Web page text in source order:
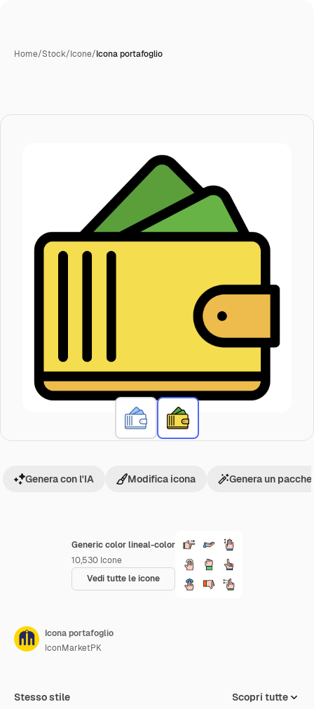
Home/Stock/Icone/Icona portafoglio
Generic color lineal-color
10,530 Icone
Vedi tutte le icone
Genera con l'IA Modifica icona Genera un
Icona portafoglio
IconMarketPK
Stesso stile Scopri tutte